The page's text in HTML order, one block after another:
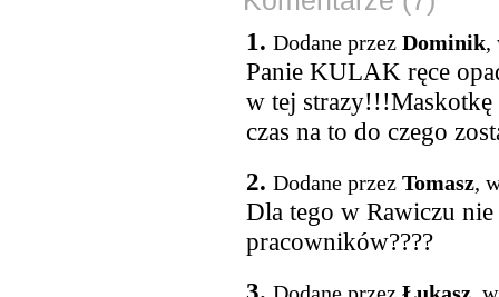
1. Dodane przez Dominik,
Panie KULAK ręce
w tej strazy!!!Maskotkę
czas na to do czego
2. Dodane przez Tomasz,
Dla tego w Rawiczu
pracowników????